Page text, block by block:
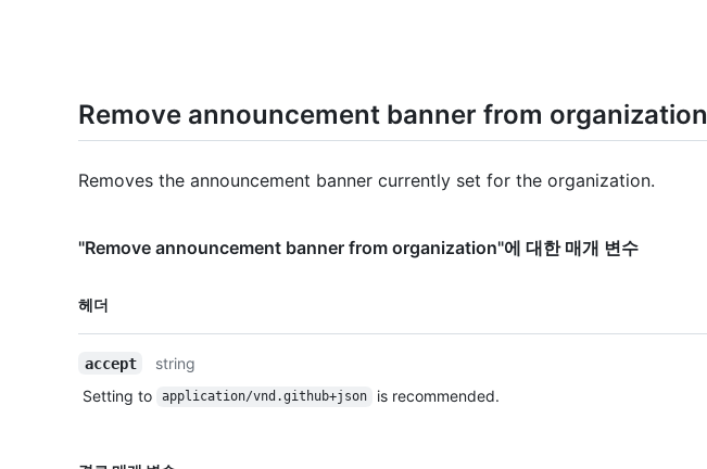
Remove announcement banner from organization
Removes the announcement banner currently set for the organization.
"Remove announcement banner from organization"에 대한 매개 변수
헤더
이름,
accept
string
Setting to
application/vnd.github+json is recommended.
이름,